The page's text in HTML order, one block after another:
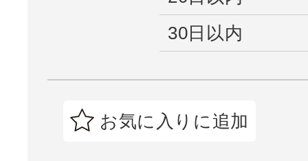
30日以内
お気に入りに追加